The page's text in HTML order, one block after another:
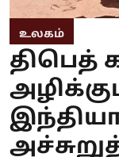
உலகம்
திபெத்